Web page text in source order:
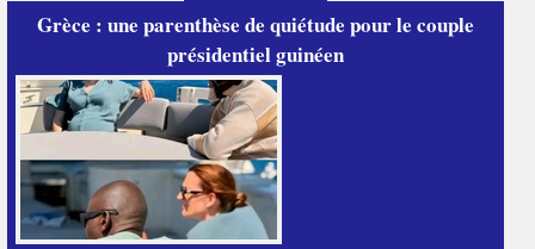
Grèce : une parenthèse de quiétude pour le couple
présidentiel guinéen